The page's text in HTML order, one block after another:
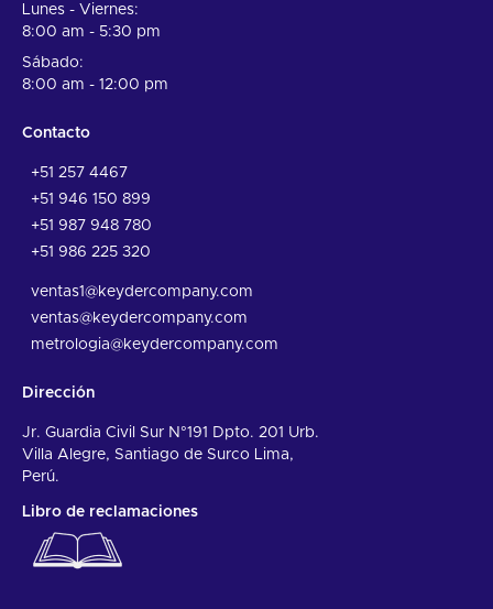
Lunes - Viernes:
8:00 am - 5:30 pm
Sábado:
8:00 am - 12:00 pm
Contacto
+51 257 4467
+51 946 150 899
+51 987 948 780
+51 986 225 320
ventas1@keydercompany.com
ventas@keydercompany.com
metrologia@keydercompany.com
Dirección
Jr. Guardia Civil Sur N°191 Dpto. 201 Urb.
Villa Alegre, Santiago de Surco Lima,
Perú.
Libro de reclamaciones